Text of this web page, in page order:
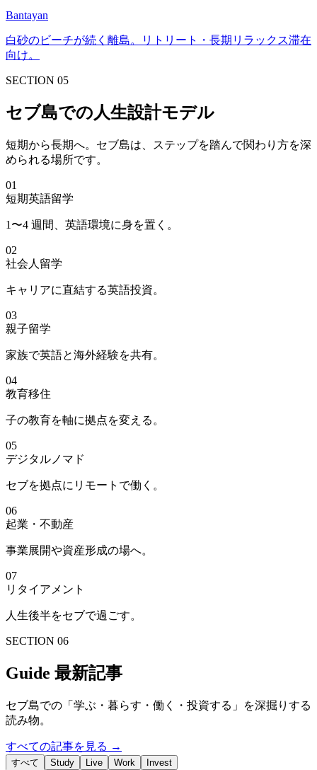
Bantayan
白砂のビーチが続く離島。リトリート・長期リラックス滞在
向け。
SECTION 05
セブ島での人生設計モデル
短期から長期へ。セブ島は、ステップを踏んで関わり方を深
められる場所です。
01
短期英語留学
1〜4 週間、英語環境に身を置く。
02
社会人留学
キャリアに直結する英語投資。
03
親子留学
家族で英語と海外経験を共有。
04
教育移住
子の教育を軸に拠点を変える。
05
デジタルノマド
セブを拠点にリモートで働く。
06
起業・不動産
事業展開や資産形成の場へ。
07
リタイアメント
人生後半をセブで過ごす。
SECTION 06
Guide 最新記事
セブ島での「学ぶ・暮らす・働く・投資する」を深掘りする
読み物。
すべての記事を見る →
すべて Study Live Work Invest